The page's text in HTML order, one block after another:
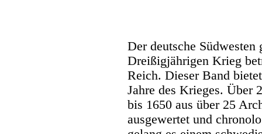
Der deutsche
Dreißigjährigen Krieg
Reich. Dieser Band
Jahre des Krieges. Über
bis 1650 aus über 25
ausgewertet und